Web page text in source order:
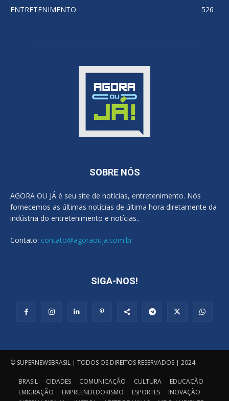
ENTRETENIMENTO
526
SOBRE NÓS
AGORA OU JÁ é seu site de notícias, entretenimento. Nós
fornecemos as últimas notícias de última hora diretamente da
indústria do entretenimento e notícias..
Contato: contato@agoraouja.com.br
SIGA-NOS!
© SUPERNEWSBRASIL | TODOS OS DIREITOS RESERVADOS | 2024
BRASIL CIDADES COMUNICAÇÃO CULTURA
EDUCAÇÃO
EMIGRAÇÃO
EMPREENDEDORISMO ESPORTES
INOVAÇÃO